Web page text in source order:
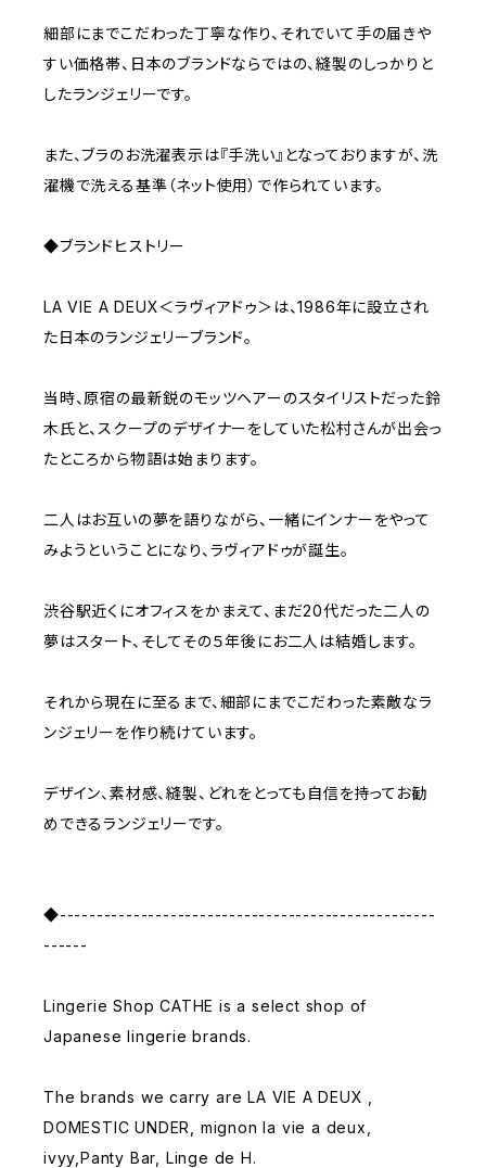
細部にまでこだわった丁寧な作り、それでいて手の届きや
すい価格帯、日本のブランドならではの、縫製のしっかりと
したランジェリーです。
また、ブラのお洗濯表示は『手洗い』となっておりますが、洗
濯機で洗える基準（ネット使用）で作られています。
◆ブランドヒストリー
LA VIE A DEUX＜ラヴィアドゥ＞は、1986年に設立され
た日本のランジェリーブランド。
当時、原宿の最新鋭のモッツヘアーのスタイリストだった鈴
木氏と、スクープのデザイナーをしていた松村さんが出会っ
たところから物語は始まります。
二人はお互いの夢を語りながら、一緒にインナーをやって
みようということになり、ラヴィアドゥが誕生。
渋谷駅近くにオフィスをかまえて、まだ20代だった二人の
夢はスタート、そしてその５年後にお二人は結婚します。
それから現在に至るまで、細部にまでこだわった素敵なラ
ンジェリーを作り続けています。
デザイン、素材感、縫製、どれをとっても自信を持ってお勧
めできるランジェリーです。
◆---------------------------------------------------
------
Lingerie Shop CATHE is a select shop of
Japanese lingerie brands.
The brands we carry are LA VIE A DEUX ,
DOMESTIC UNDER, mignon la vie a deux,
ivyy,Panty Bar, Linge de H.